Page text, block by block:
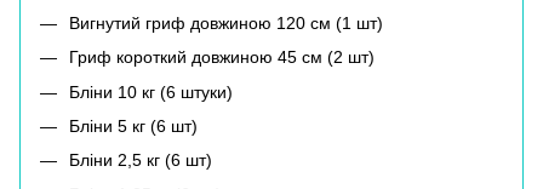
Вигнутий гриф довжиною 120 см (1 шт)
Гриф короткий довжиною 45 см (2 шт)
Бліни 10 кг (6 штуки)
Бліни 5 кг (6 шт)
Бліни 2,5 кг (6 шт)